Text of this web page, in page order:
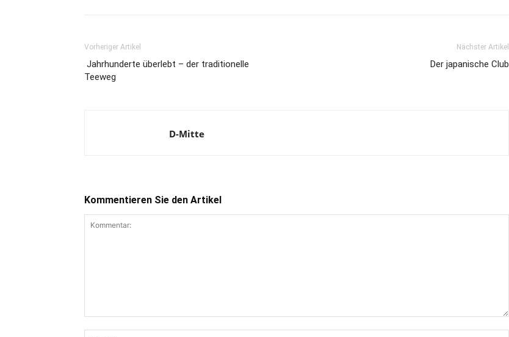
Vorheriger Artikel
Jahrhunderte überlebt – der traditionelle
Teeweg
Nächster Artikel
Der japanische Club
D-Mitte
Kommentieren Sie den Artikel